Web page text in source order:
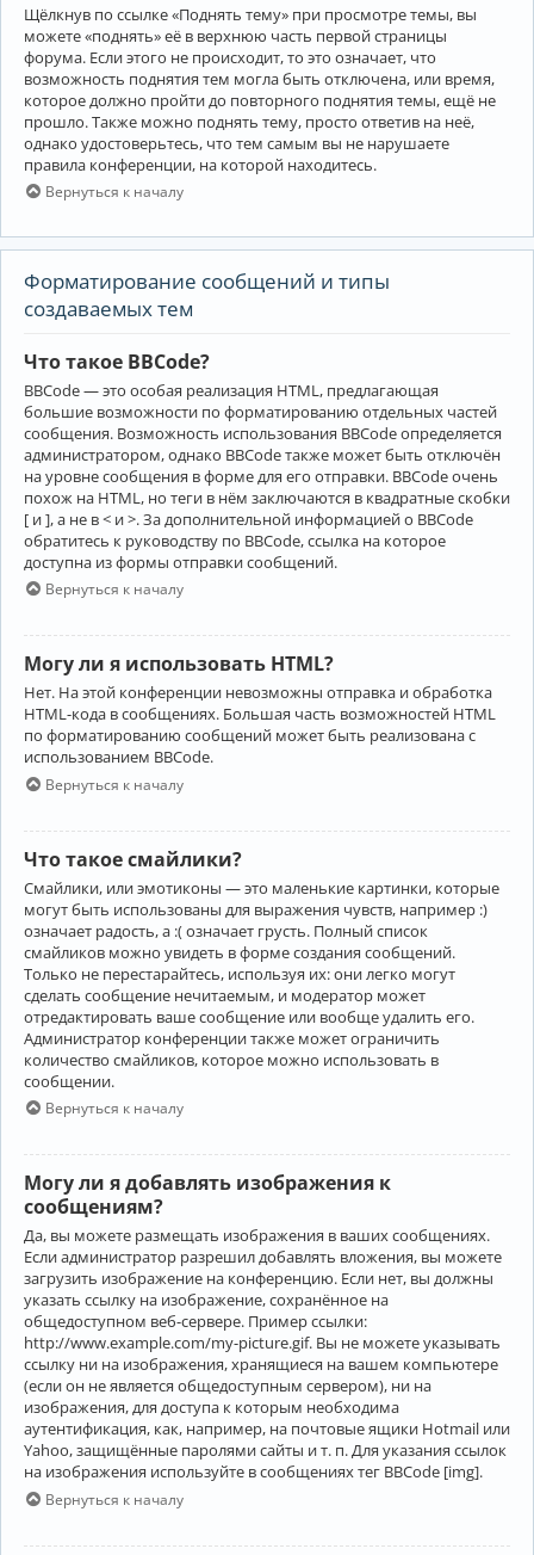
Щёлкнув по ссылке «Поднять тему» при просмотре темы, вы
можете «поднять» её в верхнюю часть первой страницы
форума. Если этого не происходит, то это означает, что
возможность поднятия тем могла быть отключена, или время,
которое должно пройти до повторного поднятия темы, ещё не
прошло. Также можно поднять тему, просто ответив на неё,
однако удостоверьтесь, что тем самым вы не нарушаете
правила конференции, на которой находитесь.
Вернуться к началу
Форматирование сообщений и типы
создаваемых тем
Что такое BBCode?
BBCode — это особая реализация HTML, предлагающая
большие возможности по форматированию отдельных частей
сообщения. Возможность использования BBCode определяется
администратором, однако BBCode также может быть отключён
на уровне сообщения в форме для его отправки. BBCode очень
похож на HTML, но теги в нём заключаются в квадратные скобки
[ и ], а не в < и >. За дополнительной информацией о BBCode
обратитесь к руководству по BBCode, ссылка на которое
доступна из формы отправки сообщений.
Вернуться к началу
Могу ли я использовать HTML?
Нет. На этой конференции невозможны отправка и обработка
HTML-кода в сообщениях. Большая часть возможностей HTML
по форматированию сообщений может быть реализована с
использованием BBCode.
Вернуться к началу
Что такое смайлики?
Смайлики, или эмотиконы — это маленькие картинки, которые
могут быть использованы для выражения чувств, например :)
означает радость, а :( означает грусть. Полный список
смайликов можно увидеть в форме создания сообщений.
Только не перестарайтесь, используя их: они легко могут
сделать сообщение нечитаемым, и модератор может
отредактировать ваше сообщение или вообще удалить его.
Администратор конференции также может ограничить
количество смайликов, которое можно использовать в
сообщении.
Вернуться к началу
Могу ли я добавлять изображения к
сообщениям?
Да, вы можете размещать изображения в ваших сообщениях.
Если администратор разрешил добавлять вложения, вы можете
загрузить изображение на конференцию. Если нет, вы должны
указать ссылку на изображение, сохранённое на
общедоступном веб-сервере. Пример ссылки:
http://www.example.com/my-picture.gif. Вы не можете указывать
ссылку ни на изображения, хранящиеся на вашем компьютере
(если он не является общедоступным сервером), ни на
изображения, для доступа к которым необходима
аутентификация, как, например, на почтовые ящики Hotmail или
Yahoo, защищённые паролями сайты и т. п. Для указания ссылок
на изображения используйте в сообщениях тег BBCode [img].
Вернуться к началу